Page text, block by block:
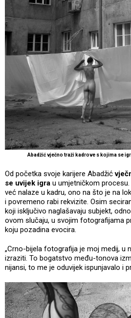
Abadžić vječno traži kadrove s kojima se
Od početka svoje karijere Abadžić
se uvijek igra u umjetničkom
već nalaze u kadru, ono na što je na
i povremeno rabi rekvizite. Osim
koji isključivo naglašavaju subjekt,
ovom slučaju, u svojim fotografijama
koju pozadina evocira.
„Crno-bijela fotografija je moj medij, u
izraziti. To bogatstvo među-tonova
nijansi, to me je oduvijek ispunjavalo i